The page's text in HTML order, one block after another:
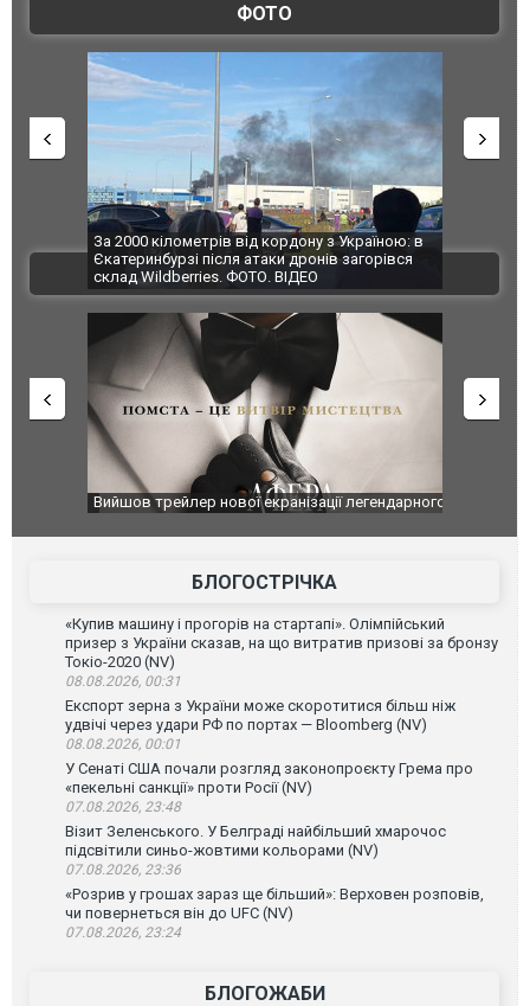
ФОТО
За 2000 кілометрів від кордону з Україною: в
Єкатеринбурзі після атаки дронів загорівся
склад Wildberries. ФОТО. ВІДЕО
"Мої
ВІДЕО
Вийшов трейлер нової екранізації легендарного
БЛОГОСТРІЧКА
«Купив машину і прогорів на стартапі». Олімпійський
призер з України сказав, на що витратив призові за бронзу
Токіо-2020 (NV)
08.08.2026, 00:31
Експорт зерна з України може скоротитися більш ніж
удвічі через удари РФ по портах — Bloomberg (NV)
08.08.2026, 00:01
У Сенаті США почали розгляд законопроєкту Грема про
«пекельні санкції» проти Росії (NV)
07.08.2026, 23:48
Візит Зеленського. У Белграді найбільший хмарочос
підсвітили синьо-жовтими кольорами (NV)
07.08.2026, 23:36
«Розрив у грошах зараз ще більший»: Верховен розповів,
чи повернеться він до UFC (NV)
07.08.2026, 23:24
БЛОГОЖАБИ